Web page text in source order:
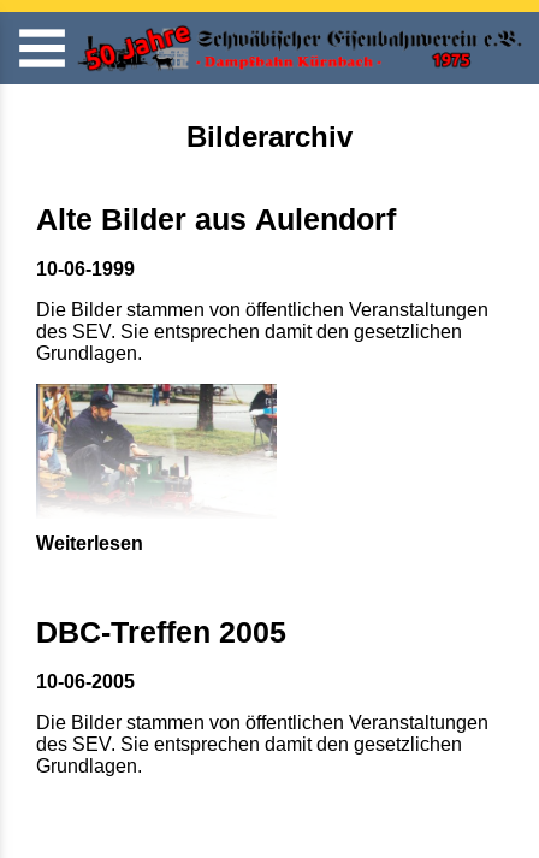
Bilderarchiv
Alte Bilder aus Aulendorf
10-06-1999
Die Bilder stammen von öffentlichen Veranstaltungen
des SEV. Sie entsprechen damit den gesetzlichen
Grundlagen.
Weiterlesen
DBC-Treffen 2005
10-06-2005
Die Bilder stammen von öffentlichen Veranstaltungen
des SEV. Sie entsprechen damit den gesetzlichen
Grundlagen.